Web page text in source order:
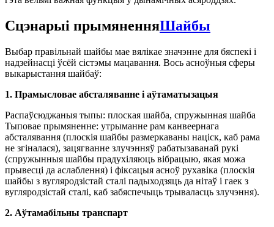
Сцэнарыі прымяненняШайбы
Выбар правільнай шайбы мае вялікае значэнне для бяспекі і
надзейнасці ўсёй сістэмы мацавання. Вось асноўныя сферы
выкарыстання шайбаў:
1. Прамысловае абсталяванне і аўтаматызацыя
Распаўсюджаныя тыпы: плоская шайба, спружынная шайба
Тыповае прымяненне: утрыманне рам канвеернага
абсталявання (плоскія шайбы размеркаваны націск, каб рама
не згіналася), зацягванне злучэнняў рабатызаванай рукі
(спружынныя шайбы прадухіляюць вібрацыю, якая можа
прывесці да аслаблення) і фіксацыя асноў рухавіка (плоскія
шайбы з вугляродзістай сталі падыходзяць да нітаў і гаек з
вугляродзістай сталі, каб забяспечыць трываласць злучэння).
2. Аўтамабільны транспарт